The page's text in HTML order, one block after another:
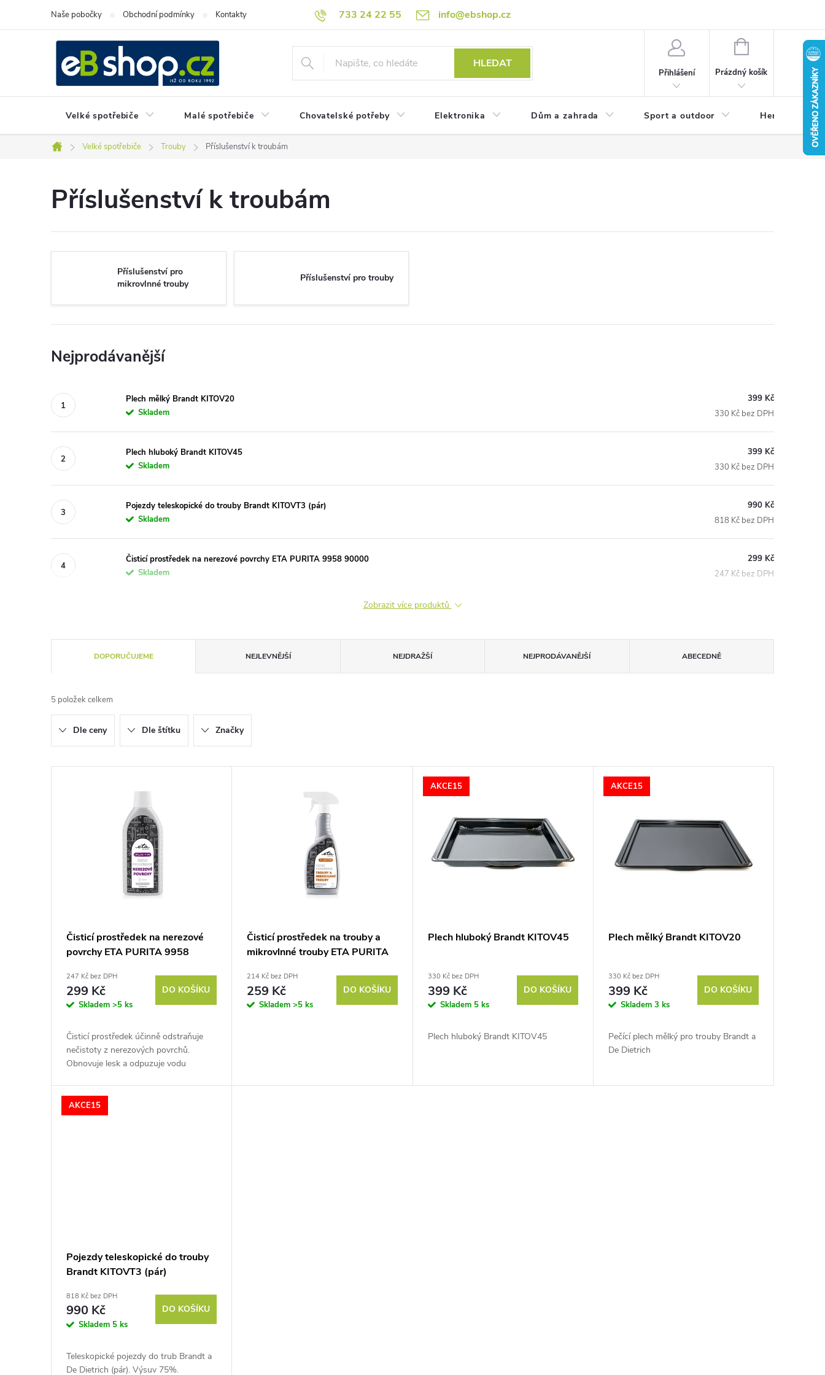
733 24 22 55 info@ebshop.cz
Naše pobočky Obchodní podmínky Kontakty
HLEDAT
Přihlášení
NÁKUPNÍ
Prázdný košík
Velké spotřebiče Malé spotřebiče Chovatelské potřeby Elektronika Dům a zahrada Sport a outdoor Herní zóna
Domů
Velké spotřebiče Trouby Příslušenství k troubám
Příslušenství k troubám
Příslušenství pro
mikrovlnné trouby
Příslušenství pro trouby
Nejprodávanější
Plech mělký Brandt KITOV20
Skladem
399 Kč
330 Kč bez DPH
Plech hluboký Brandt KITOV45
Skladem
399 Kč
330 Kč bez DPH
Pojezdy teleskopické do trouby Brandt KITOVT3 (pár)
Skladem
990 Kč
818 Kč bez DPH
Čisticí prostředek na nerezové povrchy ETA PURITA 9958 90000
Skladem
299 Kč
247 Kč bez DPH
Zobrazit více produktů
a
z
e
n
DOPORUČUJEME NEJLEVNĚJŠÍ NEJDRAŽŠÍ NEJPRODÁVANĚJŠÍ ABECEDNĚ
5 položek celkem
Dle ceny Dle štítku Značky
k
Čisticí prostředek na nerezové
povrchy ETA PURITA 9958
247 Kč bez DPH
299 Kč
Skladem >5 ks
DO KOŠÍKU
Čisticí prostředek účinně odstraňuje
nečistoty z nerezových povrchů.
Obnovuje lesk a odpuzuje vodu
Čisticí prostředek na trouby a
mikrovlnné trouby ETA PURITA
214 Kč bez DPH
259 Kč
Skladem>5 ks
DO KOŠÍKU
AKCE15
Plech hluboký Brandt KITOV45
330 Kč bez DPH
399 Kč
Skladem 5 ks
DO KOŠÍKU
Plech hluboký Brandt KITOV45
AKCE15
Plech mělký Brandt KITOV20
330 Kč bez DPH
399 Kč
Skladem 3 ks
DO KOŠÍKU
Pečící plech mělký pro trouby Brandt a
De Dietrich
AKCE15
Pojezdy teleskopické do trouby
Brandt KITOVT3 (pár)
818 Kč bez DPH
990 Kč
Skladem 5 ks
DO KOŠÍKU
Teleskopické pojezdy do trub Brandt a
De Dietrich (pár). Výsuv 75%.